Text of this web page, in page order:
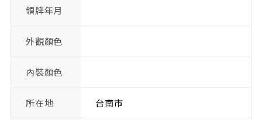
領牌年月
外觀顏色
內裝顏色
所在地 台南市